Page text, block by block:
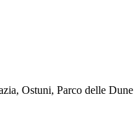
Ostuni, Parco delle